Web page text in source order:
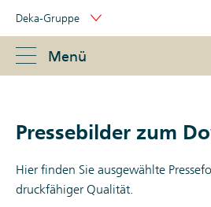
Links
Navigation
Portal
Navigation
Deka-Gruppe
Menü
Pressebilder zum
Hier finden Sie ausgewählte
druckfähiger Qualität.